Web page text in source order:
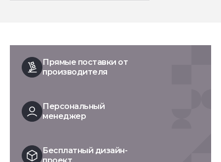
Прямые поставки от
производителя
Персональный
менеджер
Бесплатный дизайн-